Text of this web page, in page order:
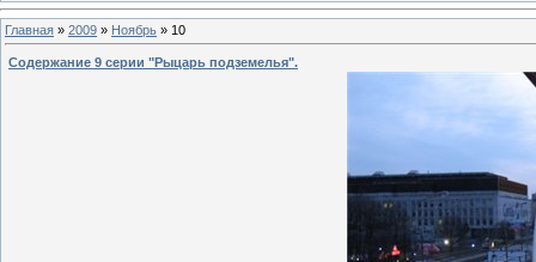
Главная » 2009 » Ноябрь » 10
Содержание 9 серии "Рыцарь подземелья".